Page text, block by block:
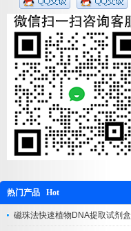
热门产品 Hot
磁珠法快速植物DNA提取试剂盒